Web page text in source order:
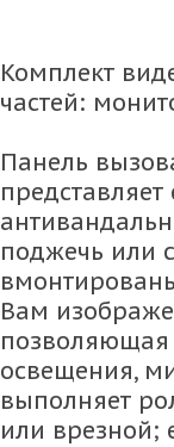
Комплект
частей:
Панель
поджечь или
Вам
позволяющая
освещения,
выполняет
или врезной;